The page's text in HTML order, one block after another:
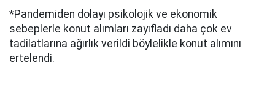
*Pandemiden dolayı psikolojik ve ekonomik
sebeplerle konut alımları zayıfladı daha çok ev
tadilatlarına ağırlık verildi böylelikle konut alımını
ertelendi.